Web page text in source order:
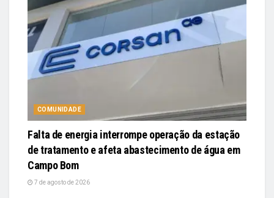
COMUNIDADE
Falta de energia interrompe operação da estação
de tratamento e afeta abastecimento de água em
Campo Bom
7 de agosto de 2026